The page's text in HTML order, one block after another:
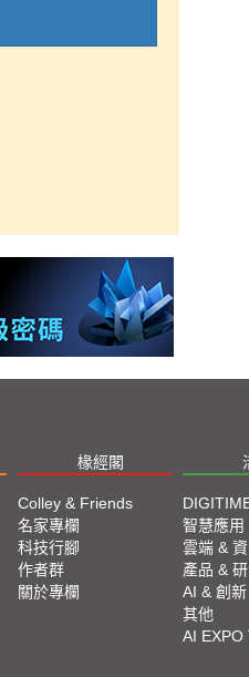
椽經閣
Colley & Friends
名家專欄
科技行腳
作者群
關於專欄
智慧應用
雲端 &
產品 &
AI & 創新
其他
AI EXPO